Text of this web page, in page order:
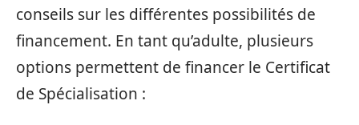
conseils sur les différentes possibilités de
financement. En tant qu’adulte, plusieurs
options permettent de financer le Certificat
de Spécialisation :